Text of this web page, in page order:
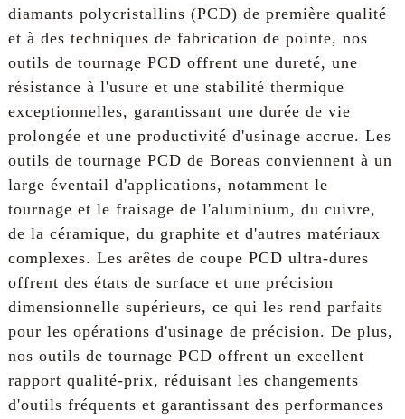
diamants polycristallins (PCD) de première qualité
et à des techniques de fabrication de pointe, nos
outils de tournage PCD offrent une dureté, une
résistance à l'usure et une stabilité thermique
exceptionnelles, garantissant une durée de vie
prolongée et une productivité d'usinage accrue. Les
outils de tournage PCD de Boreas conviennent à un
large éventail d'applications, notamment le
tournage et le fraisage de l'aluminium, du cuivre,
de la céramique, du graphite et d'autres matériaux
complexes. Les arêtes de coupe PCD ultra-dures
offrent des états de surface et une précision
dimensionnelle supérieurs, ce qui les rend parfaits
pour les opérations d'usinage de précision. De plus,
nos outils de tournage PCD offrent un excellent
rapport qualité-prix, réduisant les changements
d'outils fréquents et garantissant des performances